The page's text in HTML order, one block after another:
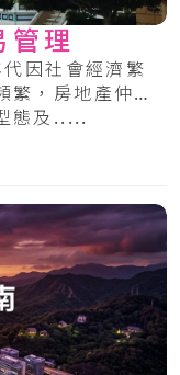
管理
因社會經濟繁
繁，房地產仲介
態及.....